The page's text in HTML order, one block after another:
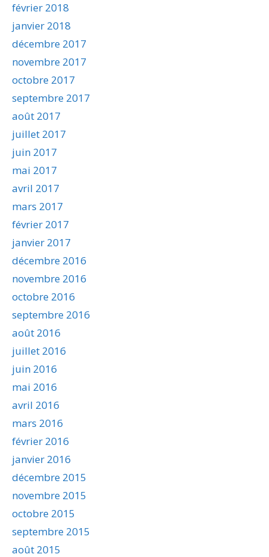
février 2018
janvier 2018
décembre 2017
novembre 2017
octobre 2017
septembre 2017
août 2017
juillet 2017
juin 2017
mai 2017
avril 2017
mars 2017
février 2017
janvier 2017
décembre 2016
novembre 2016
octobre 2016
septembre 2016
août 2016
juillet 2016
juin 2016
mai 2016
avril 2016
mars 2016
février 2016
janvier 2016
décembre 2015
novembre 2015
octobre 2015
septembre 2015
août 2015